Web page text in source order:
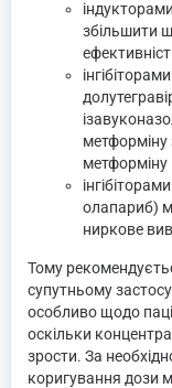
збільшити
метформіну
олапариб)
ниркове
Тому
супутньому
особливо щодо
оскільки
зрости. За
коригування дози